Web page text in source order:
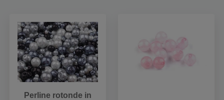
Perline rotonde in